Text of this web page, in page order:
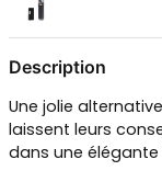
Description
Une jolie
laissent leurs
dans une